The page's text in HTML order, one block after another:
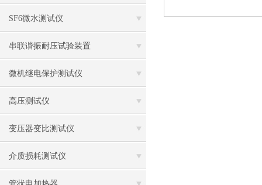
SF6微水测试仪
串联谐振耐压试验装置
微机继电保护测试仪
高压测试仪
变压器变比测试仪
介质损耗测试仪